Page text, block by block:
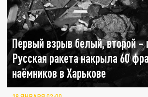
Первый взрыв белый, второй –
Русская ракета накрыла 60
наёмников в Харькове